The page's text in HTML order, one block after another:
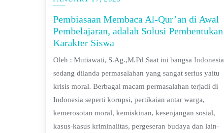
Pembiasaan Membaca Al-Qur’an di Awal
Pembelajaran, adalah Solusi Pembentukan
Karakter Siswa
Oleh : Mutiawati, S.Ag.,M.Pd Saat ini bangsa Indonesia
sedang dilanda permasalahan yang sangat serius yaitu
krisis moral. Berbagai macam permasalahan terjadi di
Indonesia seperti korupsi, pertikaian antar warga,
kemerosotan moral, kemiskinan, kesenjangan sosial,
kasus-kasus kriminalitas, pergeseran budaya dan lain-